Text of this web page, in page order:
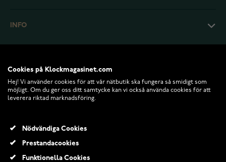
INFO
© 2026 Klockmagasinet.com
Cookies på Klockmagasinet.com
Hej! Vi använder cookies för att vår nätbutik ska fungera så smidigt som
möjligt. Om du ger oss ditt samtycke kan vi också använda cookies för att
leverera riktad marknadsföring.
Nödvändiga Cookies
Prestandacookies
Funktionella Cookies